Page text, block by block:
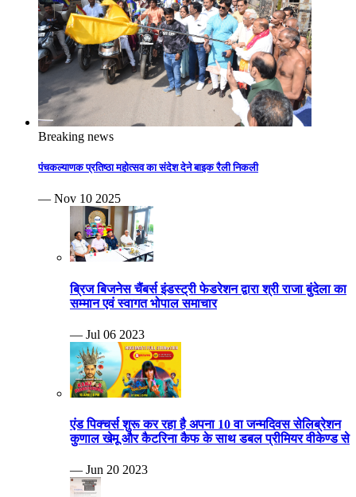
Breaking news
पंचकल्याणक प्रतिष्ठा महोत्सव का संदेश देने बाइक रैली निकली
— Nov 10 2025
ब्रिज बिजनेस चैंबर्स इंडस्ट्री फेडरेशन द्वारा श्री राजा बुंदेला का
सम्मान एवं स्वागत भोपाल समाचार
— Jul 06 2023
एंड पिक्चर्स शुरू कर रहा है अपना 10 वा जन्मदिवस सेलिब्रेशन
कुणाल खेमू और कैटरिना कैफ के साथ डबल प्रीमियर वीकेण्ड से
— Jun 20 2023